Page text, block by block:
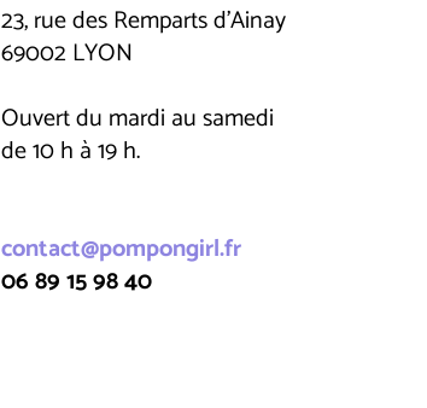
23, rue des Remparts d'Ainay
69002 LYON
Ouvert du mardi au samedi
de 10 h à 19 h.
contact@pompongirl.fr
06 89 15 98 40